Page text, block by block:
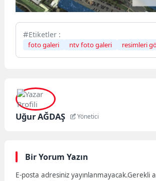
Etiketler :
foto galeri ntv foto galeri resimleri
Uğur AĞDAŞ Yönetici
Bir Yorum Yazın
E-posta adresiniz yayınlanmayacak.Gerekli